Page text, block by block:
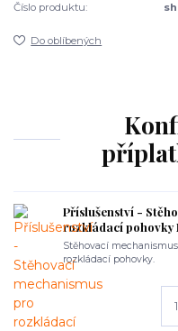
Číslo produktu:
Do oblíbených
Příslušenství -
rozkládací pohovky
Stěhovací
rozkládací pohovky.